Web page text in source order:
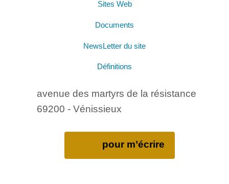
Sites Web
Documents
NewsLetter du site
Définitions
avenue des martyrs de la résistance
69200 - Vénissieux
pour m’écrire